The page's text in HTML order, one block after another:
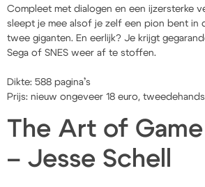
Compleet met dialogen en een ijzersterke
sleept je mee alsof je zelf een pion bent in
twee giganten. En eerlijk? Je krijgt
Sega of SNES weer af te stoffen.
Dikte: 588 pagina’s
Prijs: nieuw ongeveer 18 euro,
The Art of
– Jesse Schell